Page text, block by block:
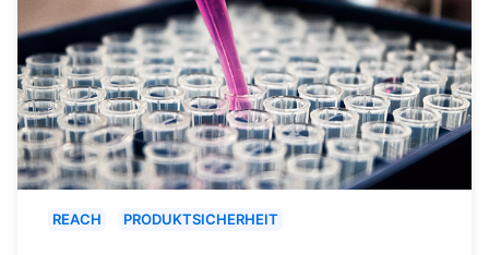
REACH PRODUKTSICHERHEIT